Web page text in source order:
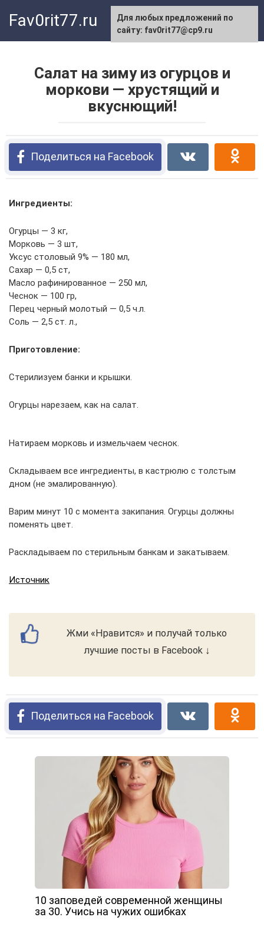
Fav0rit77.ru
Салат на зиму из огурцов и
моркови — хрустящий и
вкуснющий!
Поделиться на Facebook
Ингредиенты:
Огурцы — 3 кг,
Морковь — 3 шт,
Уксус столовый 9% — 180 мл,
Сахар — 0,5 ст,
Масло рафинированное — 250 мл,
Чеснок — 100 гр,
Перец черный молотый — 0,5 ч.л.
Соль — 2,5 ст. л.,
Приготовление:
Стерилизуем банки и крышки.
Огурцы нарезаем, как на салат.
Натираем морковь и измельчаем чеснок.
Складываем все ингредиенты, в кастрюлю с толстым
дном (не эмалированную).
Варим минут 10 с момента закипания. Огурцы должны
поменять цвет.
Раскладываем по стерильным банкам и закатываем.
Источник
Жми «Нравится» и получай только
лучшие посты в Facebook ↓
Поделиться на Facebook
10 заповедей современной женщины
за 30. Учись на чужих ошибках
Для любых предложений по
сайту: fav0rit77@cp9.ru